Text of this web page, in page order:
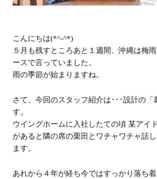
こんにちは(*^-^*)
５月も残すところあと１週間、沖縄は梅
ースで言っていました。
雨の季節が始まりますね。
さて、今回のスタッフ紹介は･･･設計の「
す。
ウイングホームに入社したての頃 某アイ
があると隣の席の栗田とワチャワチャ話
ます。
あれから４年が経ち今ではすっかり落ち着